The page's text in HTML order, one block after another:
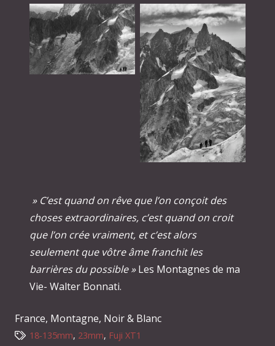
» C’est quand on rêve que l’on conçoit des
choses extraordinaires, c’est quand on croit
que l’on crée vraiment, et c’est alors
seulement que vôtre âme franchit les
barrières du possible »Les Montagnes de ma
Vie- Walter Bonnati.
France, Montagne, Noir & Blanc
18-135mm, 23mm, Fuji XT1